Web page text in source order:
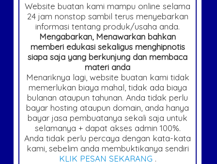
Website buatan kami mampu online selama
24 jam nonstop sambil terus menyebarkan
informasi tentang produk/usaha anda.
Mengabarkan, Menawarkan bahkan
memberi edukasi sekaligus menghipnotis
siapa saja yang berkunjung dan membaca
materi anda
Menariknya lagi, website buatan kami tidak
memerlukan biaya mahal, tidak ada biaya
bulanan ataupun tahunan. Anda tidak perlu
bayar hosting ataupun domain, anda hanya
bayar jasa pembuatanya sekali saja untuk
selamanya + dapat akses admin 100%.
Anda tidak perlu percaya dengan kata-kata
kami, sebelim anda membuktikanya sendiri
KLIK PESAN SEKARANG .